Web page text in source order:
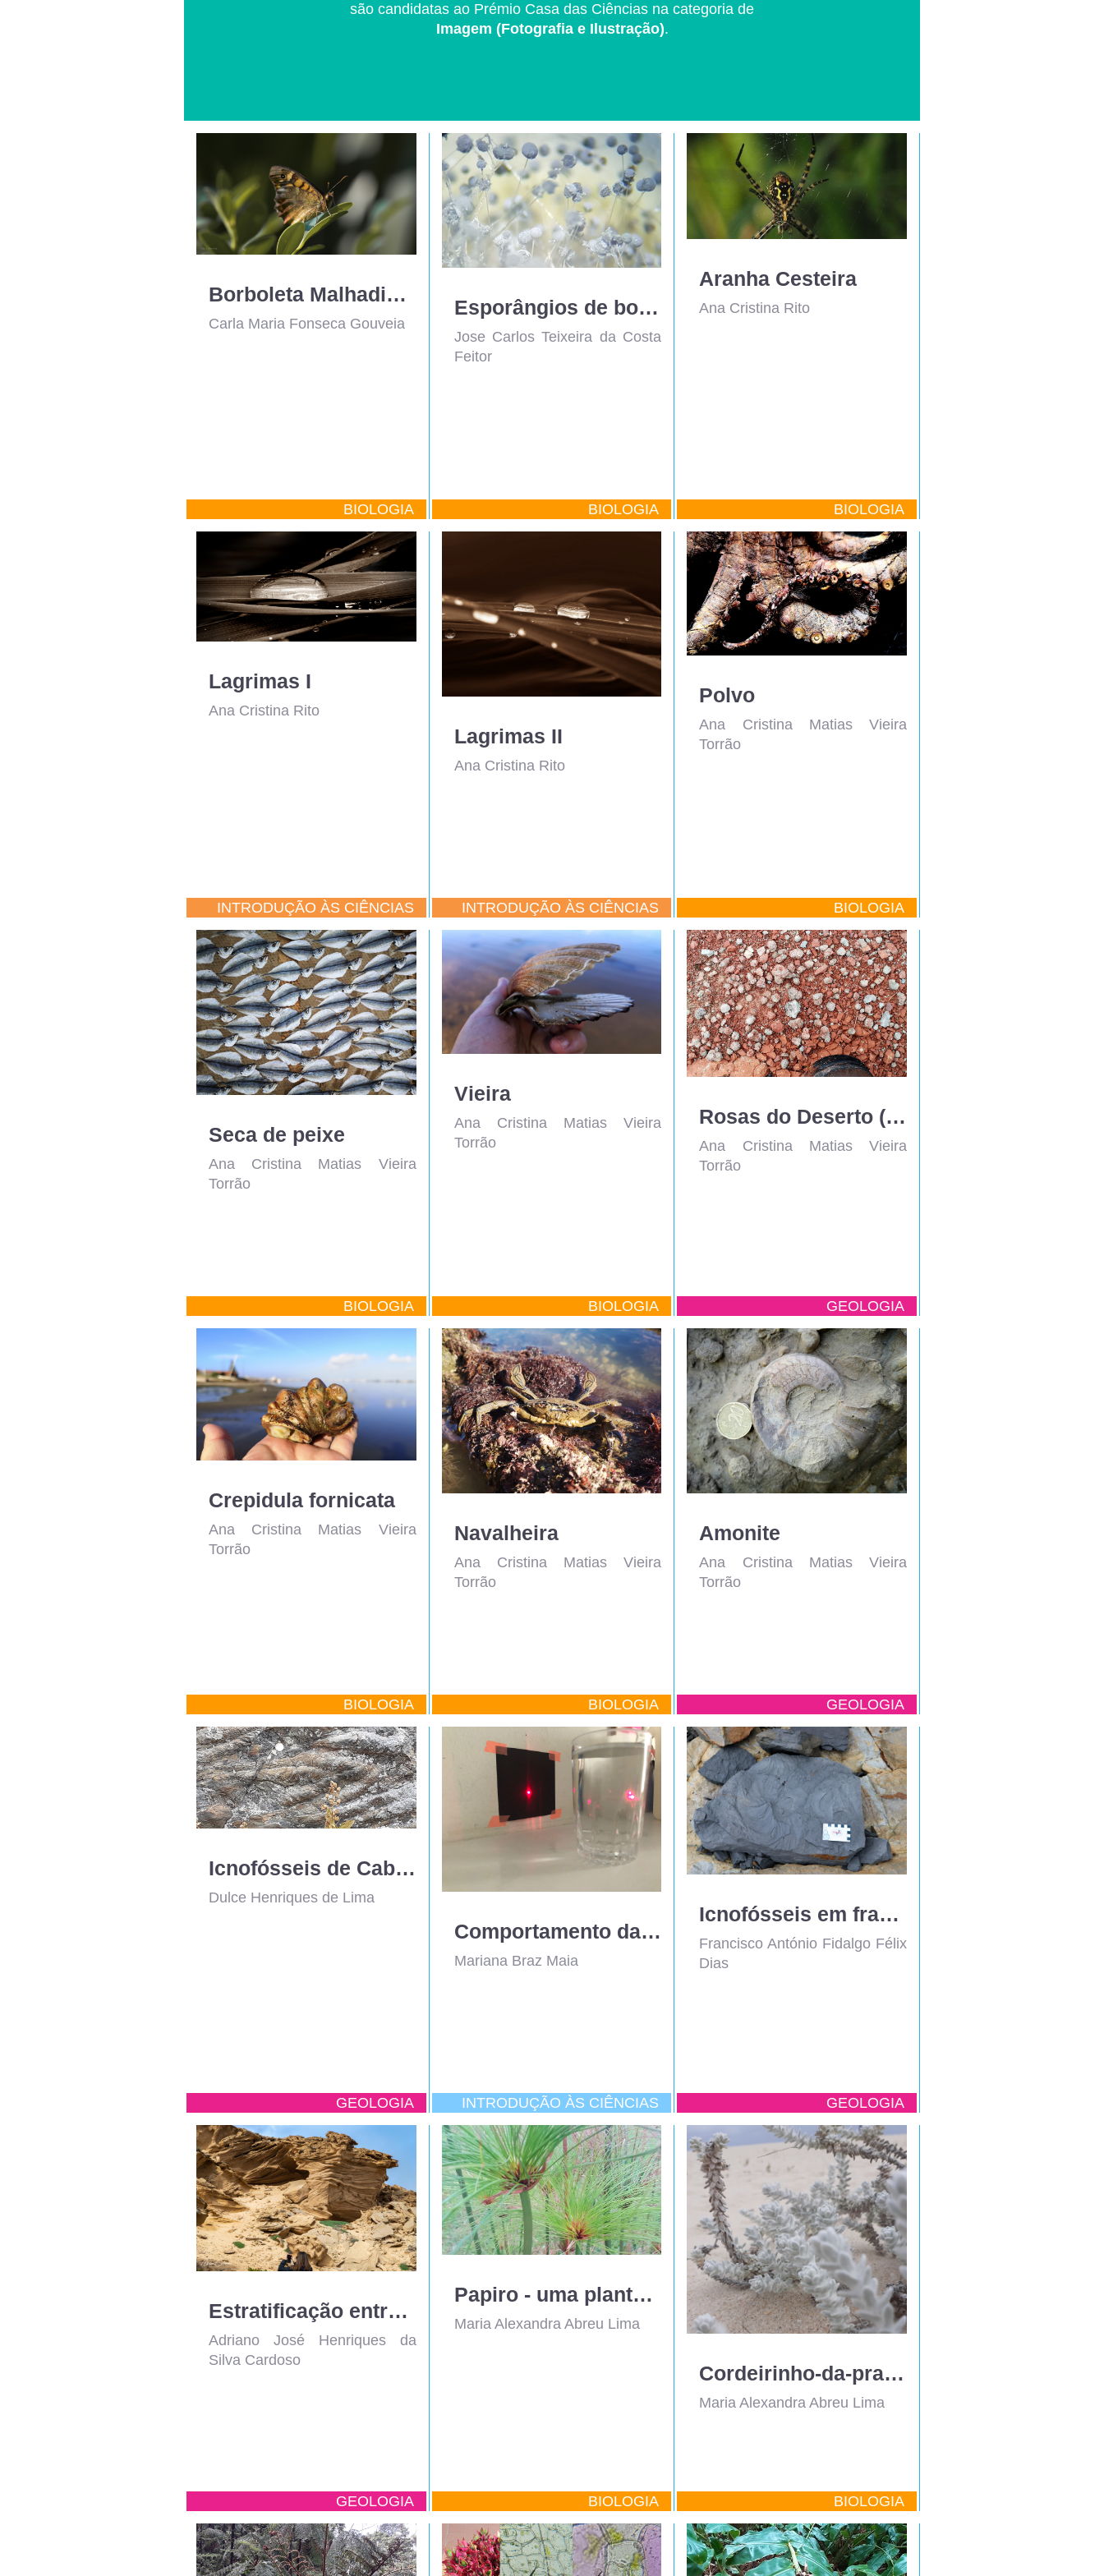
são candidatas ao Prémio Casa das Ciências na categoria de
Imagem (Fotografia e Ilustração).
Borboleta Malhadinha
Carla Maria Fonseca Gouveia
BIOLOGIA
Esporângios de bolor em queijo
Jose Carlos Teixeira da Costa
Feitor
BIOLOGIA
Aranha Cesteira
Ana Cristina Rito
BIOLOGIA
Lagrimas I
Ana Cristina Rito
INTRODUÇÃO ÀS CIÊNCIAS
Lagrimas II
Ana Cristina Rito
INTRODUÇÃO ÀS CIÊNCIAS
Polvo
Ana Cristina Matias Vieira
Torrão
BIOLOGIA
Seca de peixe
Ana Cristina Matias Vieira
Torrão
BIOLOGIA
Vieira
Ana Cristina Matias Vieira
Torrão
BIOLOGIA
Rosas do Deserto (Algarvias)
Ana Cristina Matias Vieira
Torrão
GEOLOGIA
Crepidula fornicata
Ana Cristina Matias Vieira
Torrão
BIOLOGIA
Navalheira
Ana Cristina Matias Vieira
Torrão
BIOLOGIA
Amonite
Ana Cristina Matias Vieira
Torrão
GEOLOGIA
Icnofósseis de Cabanas Longas (Alvarenga)
Dulce Henriques de Lima
GEOLOGIA
Comportamento da luz em água
Mariana Braz Maia
INTRODUÇÃO ÀS CIÊNCIAS
Icnofósseis em fragmento de estrato do Toarciano inferior
Francisco António Fidalgo Félix
Dias
GEOLOGIA
Estratificação entrecruzada
Adriano José Henriques da
Silva Cardoso
GEOLOGIA
Papiro - uma planta ligada à produção de papel de papiro
Maria Alexandra Abreu Lima
BIOLOGIA
Cordeirinho-da-praia - uma planta adaptada às dunas
Maria Alexandra Abreu Lima
BIOLOGIA